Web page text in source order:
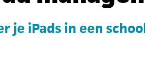
je iPads in een